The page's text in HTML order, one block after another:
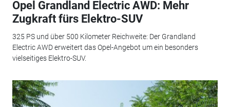
Opel Grandland Electric AWD: Mehr
Zugkraft fürs Elektro-SUV
325 PS und über 500 Kilometer Reichweite: Der Grandland
Electric AWD erweitert das Opel-Angebot um ein besonders
vielseitiges Elektro-SUV.